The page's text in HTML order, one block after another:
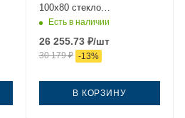
100х80 стекло
тонированное профиль
Есть в наличии
26 255.73₽/шт
30 179₽ -13%
В КОРЗИНУ